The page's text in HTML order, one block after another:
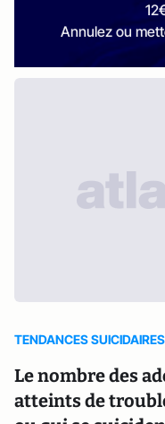
Annulez ou
TENDANCES SUICIDAIRES
Le nombre des
atteints de